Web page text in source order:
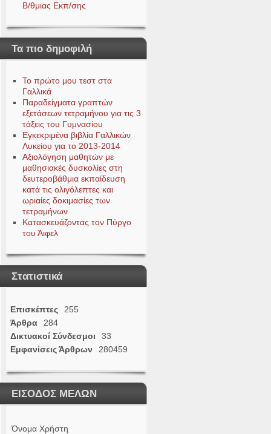
Β/θμιας Εκπ/σης
Τα πιο δημοφιλή
Το πρώτο μου τεστ στα
Γαλλικά
Παραδείγματα γραπτών
εξετάσεων τετραμήνου για τις 3
τάξεις του Γυμνασίου
Εγκεκριμένα βιβλία Γαλλικών
Λυκείου για το 2013-2014
Αξιολόγηση μαθητών με
μαθησιακές δυσκολίες στη
δευτεροβάθμια εκπαίδευση
κατά τις ολιγόλεπτες και
ωριαίες δοκιμασίες των
τετραμήνων
Κατασκευάζοντας τον Πύργο
του Άιφελ
Στατιστικά
Επισκέπτες
255
Άρθρα
284
Δικτυακοί Σύνδεσμοι
33
Εμφανίσεις Άρθρων
280459
ΕΙΣΟΔΟΣ ΜΕΛΩΝ
Όνομα Χρήστη